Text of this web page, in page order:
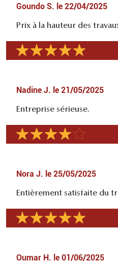
Goundo S. le 22/04/2025
Prix à la hauteur des
Nadine J. le 21/05/2025
Entreprise sérieuse.
Nora J. le 25/05/2025
Entièrement satisfaite du
Oumar H. le 01/06/2025